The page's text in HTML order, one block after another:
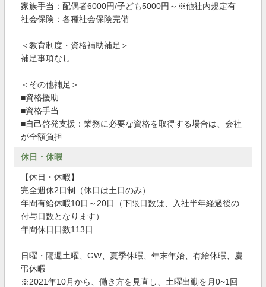
家族手当：配偶者6000円/子ども5000円～※他社内規定有
社会保険：各種社会保険完備
＜教育制度・資格補助補足＞
補足事項なし
＜その他補足＞
■資格援助
■資格手当
■自己啓発支援：業務に必要な資格を取得する場合は、会社
が全額負担
休日・休暇
【休日・休暇】
完全週休2日制（休日は土日のみ）
年間有給休暇10日～20日（下限日数は、入社半年経過後の
付与日数となります）
年間休日日数113日
日曜・隔週土曜、GW、夏季休暇、年末年始、有給休暇、慶
弔休暇
※2021年10月から、働き方を見直し、土曜出勤を月0~1回